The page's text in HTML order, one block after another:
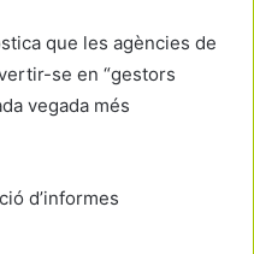
que les agències de
se en “gestors
vegada més
d’informes